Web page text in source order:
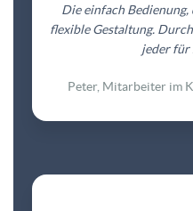
Die einfach
flexible Gestaltung.
jeder für
Peter, Mitarbeiter im